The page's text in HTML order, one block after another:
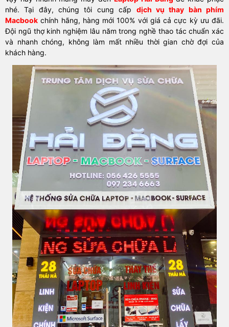
nhé. Tại đây, chúng tôi cung cấp dịch vụ thay bàn phím
Macbook chính hãng, hàng mới 100% với giá cả cực kỳ ưu đãi.
Đội ngũ thợ kinh nghiệm lâu năm trong nghề thao tác chuẩn xác
và nhanh chóng, không làm mất nhiều thời gian chờ đợi của
khách hàng.